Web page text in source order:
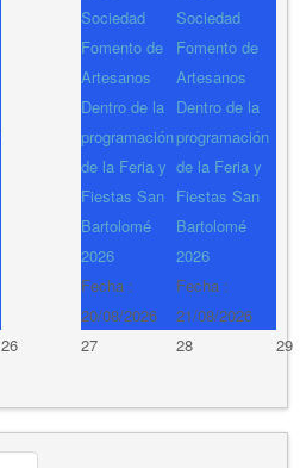
Sociedad
Fomento de
Artesanos
Dentro de la
programación
de la Feria y
Fiestas San
Bartolomé
2026
Fecha :
20/08/2026
Sociedad
Fomento de
Artesanos
Dentro de la
programación
de la Feria y
Fiestas San
Bartolomé
2026
Fecha :
21/08/2026
26 27 28
29